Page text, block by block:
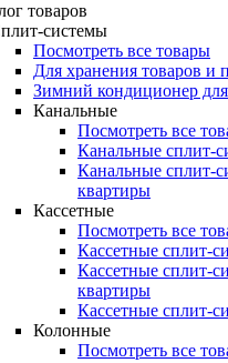
товаров
системы
Посмотреть все товары
Для хранения товаров и
Зимний кондиционер для
Канальные
Посмотреть все
Канальные сплит-
Канальные сплит-
квартиры
Кассетные
Посмотреть все
Кассетные сплит-
Кассетные сплит-
квартиры
Кассетные сплит-
Колонные
Посмотреть все